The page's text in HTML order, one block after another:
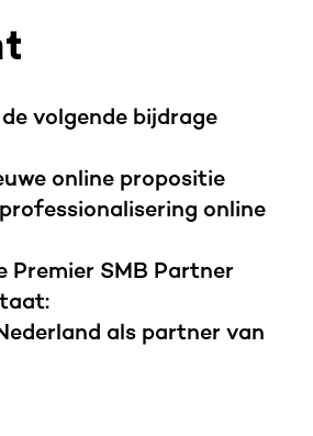
volgende bijdrage
online propositie
online
Premier SMB Partner
als partner van